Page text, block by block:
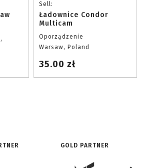
Sell:
Ładownice Condor
Multicam
Oporządzenie
Warsaw, Poland
35.00 zł
GOLD PARTNER